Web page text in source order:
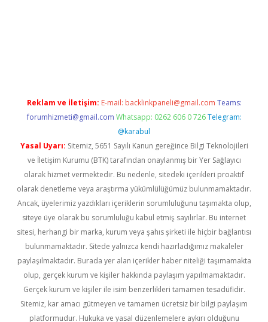
Reklam ve İletişim: E-mail: backlinkpaneli@gmail.com Teams:
forumhizmeti@gmail.com Whatsapp: 0262 606 0 726 Telegram:
@karabul
Yasal Uyarı: Sitemiz, 5651 Sayılı Kanun gereğince Bilgi Teknolojileri
ve İletişim Kurumu (BTK) tarafından onaylanmış bir Yer Sağlayıcı
olarak hizmet vermektedir. Bu nedenle, sitedeki içerikleri proaktif
olarak denetleme veya araştırma yükümlülüğümüz bulunmamaktadır.
Ancak, üyelerimiz yazdıkları içeriklerin sorumluluğunu taşımakta olup,
siteye üye olarak bu sorumluluğu kabul etmiş sayılırlar. Bu internet
sitesi, herhangi bir marka, kurum veya şahıs şirketi ile hiçbir bağlantısı
bulunmamaktadır. Sitede yalnızca kendi hazırladığımız makaleler
paylaşılmaktadır. Burada yer alan içerikler haber niteliği taşımamakta
olup, gerçek kurum ve kişiler hakkında paylaşım yapılmamaktadır.
Gerçek kurum ve kişiler ile isim benzerlikleri tamamen tesadüfidir.
Sitemiz, kar amacı gütmeyen ve tamamen ücretsiz bir bilgi paylaşım
platformudur. Hukuka ve yasal düzenlemelere aykırı olduğunu